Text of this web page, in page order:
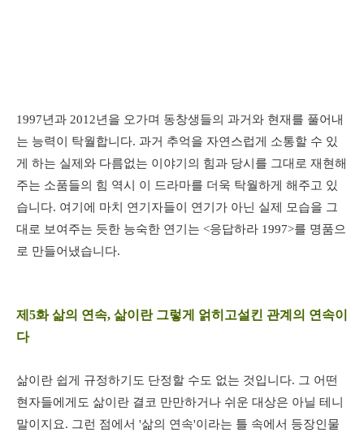
1997년과 2012년을 오가며 동창생들의 과거와 현재를 풀어내
는 능력이 탁월합니다. 과거 추억을 자연스럽게 소통할 수 있
게 하는 실제와 다름없는 이야기의 힘과 당시를 그대로 재현해
주는 소품들의 힘 역시 이 드라마를 더욱 탁월하게 해주고 있
습니다. 여기에 마치 연기자들이 연기가 아닌 실제 모습을 그
대로 보여주는 듯한 능숙한 연기는 <응답하라 1997>를 명품으
로 만들어냈습니다.
제5화 삶의 연속, 삶이란 그렇게 얽히고설킨 관계의 연속이
다
삶이란 쉽게 규정하기도 단정할 수도 없는 것입니다. 그 어떤
현자들에게도 삶이란 결코 만만하거나 쉬운 대상은 아닐 테니
말이지요. 그런 점에서 '삶의 연속'이라는 틀 속에서 등장인물